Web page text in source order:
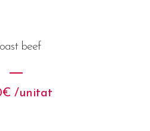
beef
€ /unitat